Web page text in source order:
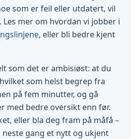
som er feil eller utdatert, vil
mer om hvordan vi jobber i
, eller bli bedre kjent
som det er ambisiøst: at du
som helst begrep fra
på fem minutter, og gå
med bedre oversikt enn før.
eller bla deg fram på måfå –
gang et nytt og ukjent